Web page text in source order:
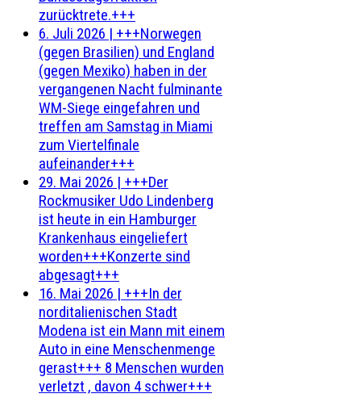
zurücktrete.+++
6. Juli 2026 | +++Norwegen
(gegen Brasilien) und England
(gegen Mexiko) haben in der
vergangenen Nacht fulminante
WM-Siege eingefahren und
treffen am Samstag in Miami
zum Viertelfinale
aufeinander+++
29. Mai 2026 | +++Der
Rockmusiker Udo Lindenberg
ist heute in ein Hamburger
Krankenhaus eingeliefert
worden+++Konzerte sind
abgesagt+++
16. Mai 2026 | +++In der
norditalienischen Stadt
Modena ist ein Mann mit einem
Auto in eine Menschenmenge
gerast+++ 8 Menschen wurden
verletzt , davon 4 schwer+++